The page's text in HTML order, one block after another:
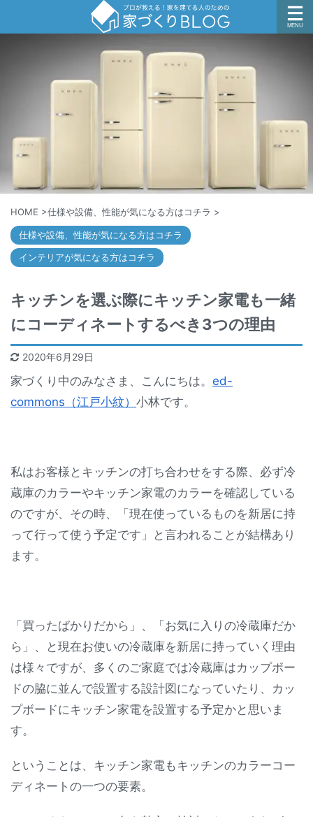
HOME >仕様や設備、性能が気になる方はコチラ >
仕様や設備、性能が気になる方はコチラ
インテリアが気になる方はコチラ
キッチンを選ぶ際にキッチン家電も一緒
にコーディネートするべき3つの理由
2020年6月29日
家づくり中のみなさま、こんにちは。 ed-
commons（江戸小紋） 小林です。
私はお客様とキッチンの打ち合わせをする際、必ず冷
蔵庫のカラーやキッチン家電のカラーを確認している
のですが、その時、「現在使っているものを新居に持
って行って使う予定です」と言われることが結構あり
ます。
「買ったばかりだから」、「お気に入りの冷蔵庫だか
ら」、と現在お使いの冷蔵庫を新居に持っていく理由
は様々ですが、多くのご家庭では冷蔵庫はカップボー
ドの脇に並んで設置する設計図になっていたり、カッ
プボードにキッチン家電を設置する予定かと思いま
す。
ということは、キッチン家電もキッチンのカラーコー
ディネートの一つの要素。